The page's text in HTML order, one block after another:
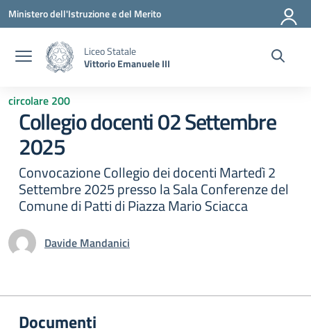
Vai ai contenuti
Vai al menu di navigazione
Vai al footer
Ministero dell'Istruzione e del Merito
Liceo Statale
Vittorio Emanuele III
circolare 200
Collegio docenti 02 Settembre
2025
Convocazione Collegio dei docenti Martedì 2
Settembre 2025 presso la Sala Conferenze del
Comune di Patti di Piazza Mario Sciacca
Davide Mandanici
Documenti